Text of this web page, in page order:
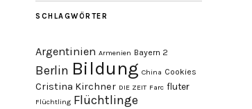
SCHLAGWÖRTER
Argentinien Armenien Bayern 2
Berlin Bildung China Cookies
Cristina Kirchner DIE ZEIT Farc fluter
Flüchtling Flüchtlinge